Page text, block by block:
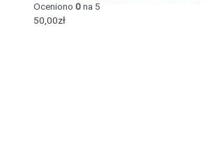
Oceniono 0na 5
50,00zł